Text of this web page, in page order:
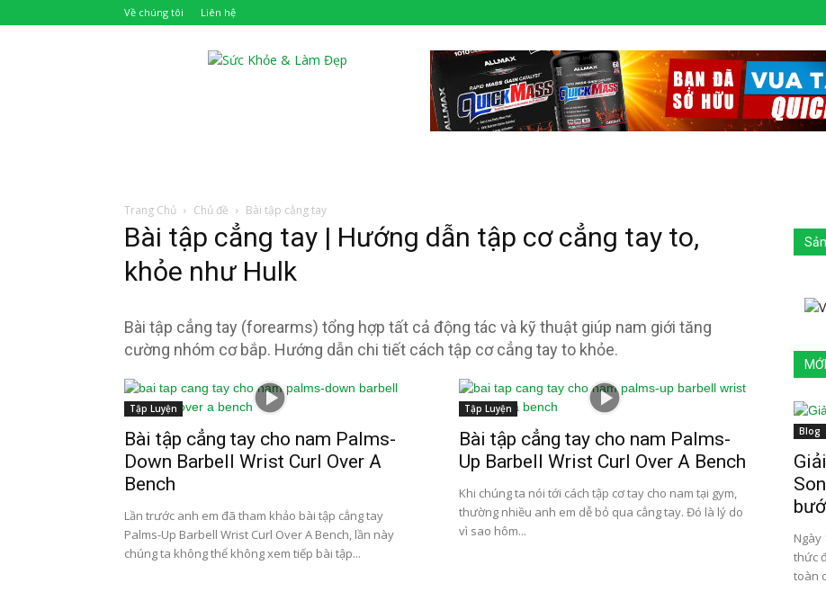
Về chúng tôi Liên hệ
Trang Chủ Chủ đề Bài tập cẳng tay
Bài tập cẳng tay | Hướng dẫn tập cơ cẳng tay to,
khỏe như Hulk
Bài tập cẳng tay (forearms) tổng hợp tất cả động tác và kỹ thuật giúp nam giới tăng
cường nhóm cơ bắp. Hướng dẫn chi tiết cách tập cơ cẳng tay to khỏe.
Tập Luyện
Bài tập cẳng tay cho nam Palms-
Down Barbell Wrist Curl Over A
Bench
Lần trước anh em đã tham khảo bài tập cẳng tay
Palms-Up Barbell Wrist Curl Over A Bench, lần này
chúng ta không thể không xem tiếp bài tập...
Tập Luyện
Bài tập cẳng tay cho nam Palms-
Up Barbell Wrist Curl Over A Bench
Khi chúng ta nói tới cách tập cơ tay cho nam tại gym,
thường nhiều anh em dễ bỏ qua cẳng tay. Đó là lý do
vì sao hôm...
Blog
Ngày
thức
toàn